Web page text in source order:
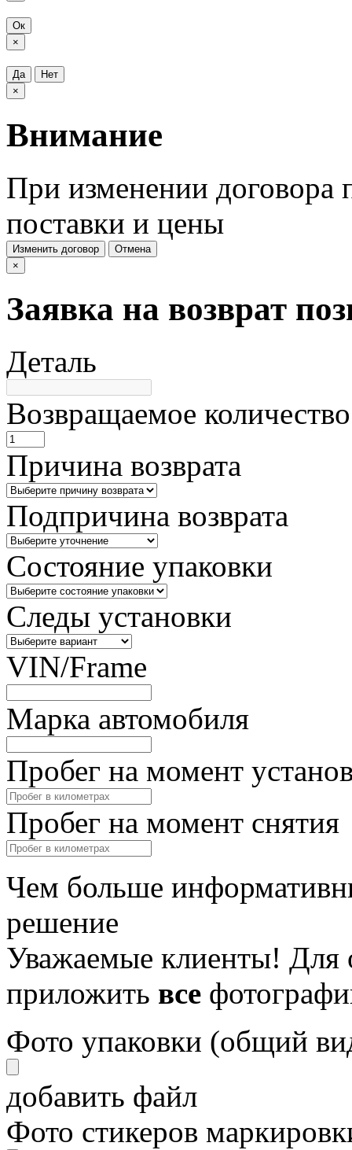
Ок
×
Да
Нет
×
Внимание
При изменении договора
поставки и цены
Изменить договор
Отмена
×
Заявка на возврат
Деталь
Возвращаемое количество
Причина возврата
Подпричина возврата
Состояние упаковки
Следы установки
VIN/Frame
Марка автомобиля
Пробег на момент
Пробег на момент снятия
Чем больше
решение
Уважаемые клиенты! Для
приложить все
Фото упаковки (общий
добавить файл
Фото стикеров